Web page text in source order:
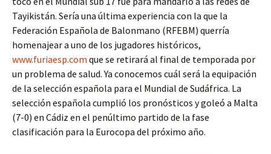
Tayikistán. Sería una última experiencia con la que la
Federación Española de Balonmano (RFEBM) querría
homenajear a uno de los jugadores históricos,
www.furiaesp.com que se retirará al final de temporada por
un problema de salud. Ya conocemos cuál será la equipación
de la selección española para el Mundial de Sudáfrica. La
selección española cumplió los pronósticos y goleó a Malta
(7-0) en Cádiz en el penúltimo partido de la fase
clasificación para la Eurocopa del próximo año.